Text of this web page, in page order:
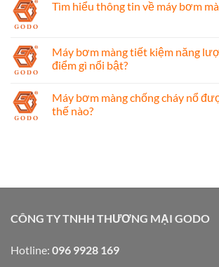
Tìm hiểu thông tin về máy bơm
Máy bơm màng tiết kiệm năng
điểm gì nổi bật?
Máy bơm màng chống cháy nổ
thế nào?
CÔNG TY TNHH THƯƠNG MẠI GODO
Hotline: 096 9928 169